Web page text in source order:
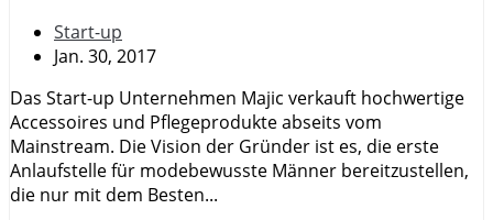
Start-up
Jan. 30, 2017
Das Start-up Unternehmen Majic verkauft hochwertige
Accessoires und Pflegeprodukte abseits vom
Mainstream. Die Vision der Gründer ist es, die erste
Anlaufstelle für modebewusste Männer bereitzustellen,
die nur mit dem Besten...